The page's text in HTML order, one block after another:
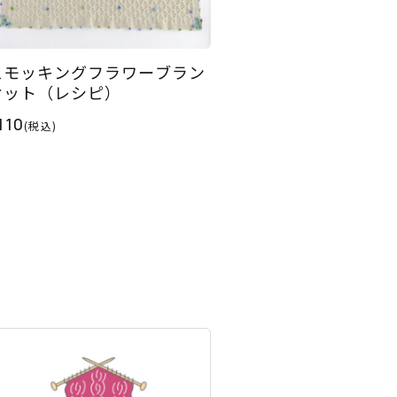
ッキングフラワーブラン
ト（レシピ）
(税込)